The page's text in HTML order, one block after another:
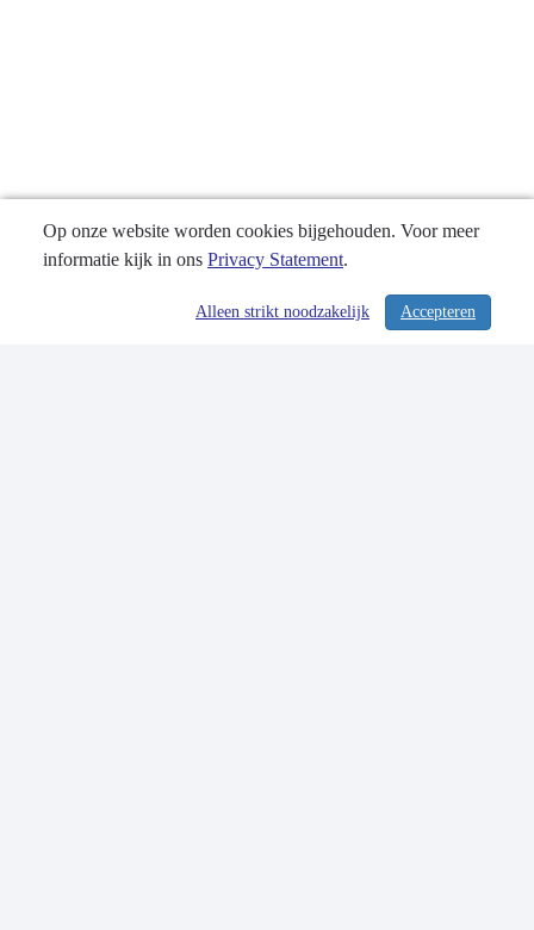
/ 130
Op onze website worden cookies bijgehouden. Voor meer
informatie kijk in ons Privacy Statement.
Accepteren
Alleen strikt noodzakelijk